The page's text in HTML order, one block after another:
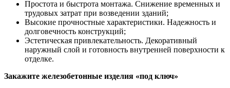
Простота и быстрота монтажа. Снижение временных и
трудовых затрат при возведении зданий;
Высокие прочностные характеристики. Надежность и
долговечность конструкций;
Эстетическая привлекательность. Декоративный
наружный слой и готовность внутренней поверхности к
отделке.
Закажите железобетонные изделия «под ключ»